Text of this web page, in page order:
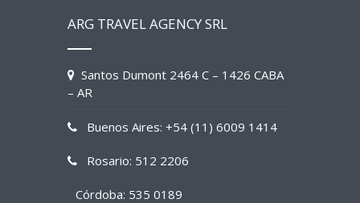
ARG TRAVEL AGENCY SRL
Santos Dumont 2464 C – 1426 CABA
– AR
Buenos Aires: +54 (11) 6009 1414
Rosario: 512 2206
Córdoba: 535 0189